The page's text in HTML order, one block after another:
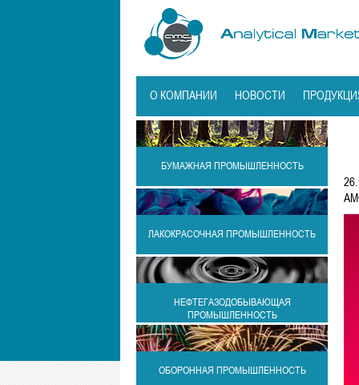
О КОМПАНИИ НОВОСТИ
БУМАЖНАЯ ПРОМЫШЛЕННОСТЬ
ЛАКОКРАСОЧНАЯ ПРОМЫШЛЕННОСТЬ
НЕФТЕГАЗОДОБЫВАЮЩАЯ
ПРОМЫШЛЕННОСТЬ
ОБОРОННАЯ ПРОМЫШЛЕННОСТЬ